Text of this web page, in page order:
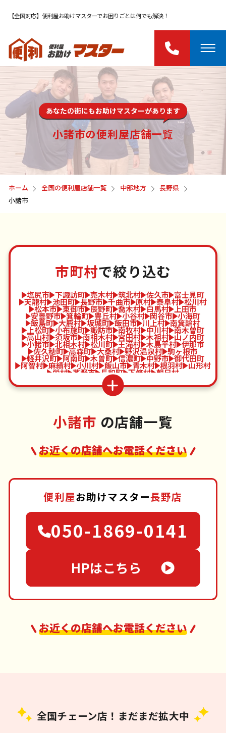
【全国対応】便利屋お助けマスターでお困りごとは何でも解決！
あなたの街にもお助けマスターがあります
小諸市の便利屋店舗一覧
ホーム 全国の便利屋店舗一覧 中部地方
長野県
小諸市
市町村で絞り込む
塩尻市 下諏訪町 売木村 筑北村 佐久市 富士見町
天龍村 池田町 長野市 千曲市 原村 泰阜村 松川村
松本市 東御市 辰野町 喬木村 白馬村 上田市
安曇野市 箕輪町 豊丘村 小谷村 岡谷市 小海町
飯島町 大鹿村 坂城町 飯田市 川上村 南箕輪村
上松町 小布施町 諏訪市 南牧村 中川村 南木曽町
高山村 須坂市 南相木村 宮田村 木祖村 山ノ内町
小諸市 北相木村 松川町 王滝村 木島平村 伊那市
佐久穂町 高森町 大桑村 野沢温泉村 駒ヶ根市
軽井沢町 阿南町 木曽町 信濃町 中野市 御代田町
阿智村 麻績村 小川村 飯山市 青木村 根羽村 山形村
栄村 茅野市 長和町 下條村 朝日村
小諸市 の店舗一覧
お近くの店舗へお電話ください
便利屋お助けマスター長野店
050-1869-0141
HPはこちら
お近くの店舗へお電話ください
全国チェーン店！まだまだ拡大中